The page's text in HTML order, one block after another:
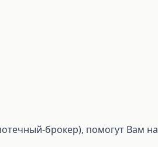
брокер), помогут Вам на